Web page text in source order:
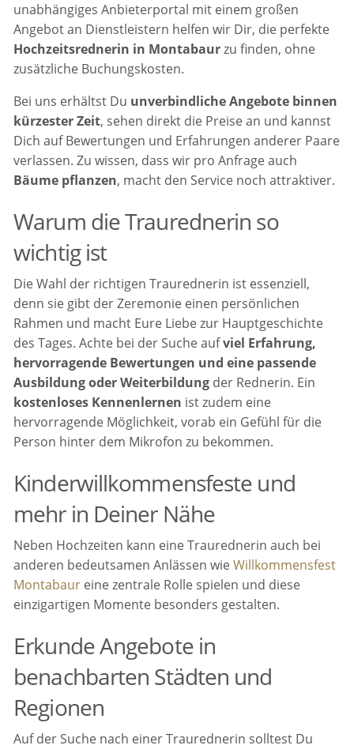
unabhängiges Anbieterportal mit einem großen
Angebot an Dienstleistern helfen wir Dir, die perfekte
Hochzeitsrednerin in Montabaurzu finden, ohne
zusätzliche Buchungskosten.
Bei uns erhältst Du unverbindliche Angebote binnen
kürzester Zeit, sehen direkt die Preise an und kannst
Dich auf Bewertungen und Erfahrungen anderer Paare
verlassen. Zu wissen, dass wir pro Anfrage auch
Bäume pflanzen, macht den Service noch attraktiver.
Warum die Traurednerin so
wichtig ist
Die Wahl der richtigen Traurednerin ist essenziell,
denn sie gibt der Zeremonie einen persönlichen
Rahmen und macht Eure Liebe zur Hauptgeschichte
des Tages. Achte bei der Suche aufviel Erfahrung,
hervorragende Bewertungen und eine passende
Ausbildung oder Weiterbildung der Rednerin. Ein
kostenloses Kennenlernen ist zudem eine
hervorragende Möglichkeit, vorab ein Gefühl für die
Person hinter dem Mikrofon zu bekommen.
Kinderwillkommensfeste und
mehr in Deiner Nähe
Neben Hochzeiten kann eine Traurednerin auch bei
anderen bedeutsamen Anlässen wieWillkommensfest
Montabaur eine zentrale Rolle spielen und diese
einzigartigen Momente besonders gestalten.
Erkunde Angebote in
benachbarten Städten und
Regionen
Auf der Suche nach einer Traurednerin solltest Du